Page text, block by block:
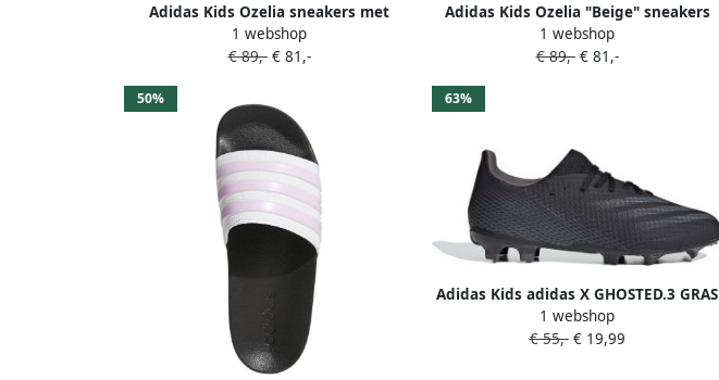
Adidas Kids Ozelia sneakers met
patroon Zwart
1 webshop
€ 89,-€ 81,-
Adidas Kids Ozelia "Beige" sneakers
1 webshop
€ 89,-€ 81,-
50% 63%
Adidas Kids adidas X GHOSTED.3 GRAS
VOETBALSCHOENEN(FG)Kids Zwart
Grijs
1 webshop
€ 55,-€ 19,99